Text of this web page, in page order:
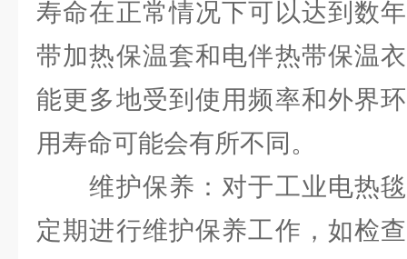
寿命在正常情况下可以达到数
带加热保温套和电伴热带保温
能更多地受到使用频率和外界
用寿命可能会有所不同。
维护保养：对于工业电热毯
定期进行维护保养工作，如检